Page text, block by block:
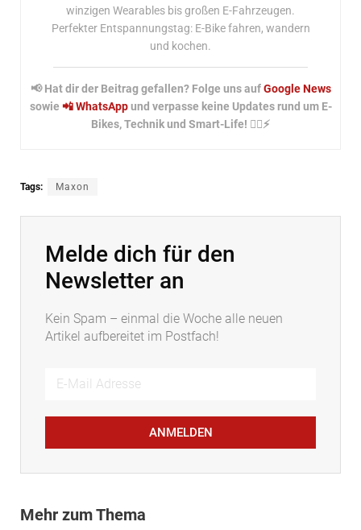
winzigen Wearables bis großen E-Fahrzeugen.
Perfekter Entspannungstag: E-Bike fahren, wandern
und kochen.
📢 Hat dir der Beitrag gefallen? Folge uns aufGoogle News
sowie 📲 WhatsAppund verpasse keine Updates rund um E-
Bikes, Technik und Smart-Life! 🚴‍♂️⚡
Tags: Maxon
Melde dich für den
Newsletter an
Kein Spam – einmal die Woche alle neuen
Artikel aufbereitet im Postfach!
ANMELDEN
Mehr zum Thema